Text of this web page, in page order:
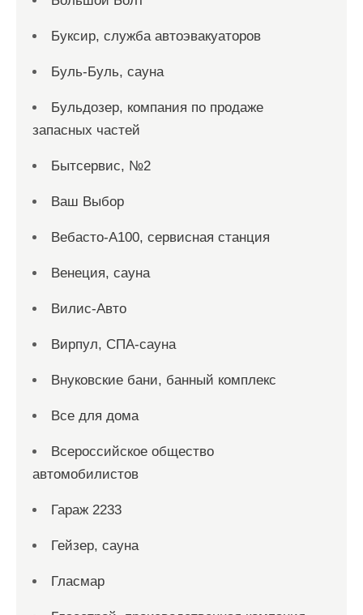
Буксир, служба автоэвакуаторов
Буль-Буль, сауна
Бульдозер, компания по продаже
запасных частей
Бытсервис, №2
Ваш Выбор
Вебасто-А100, сервисная станция
Венеция, сауна
Вилис-Авто
Вирпул, СПА-сауна
Внуковские бани, банный комплекс
Все для дома
Всероссийское общество
автомобилистов
Гараж 2233
Гейзер, сауна
Гласмар